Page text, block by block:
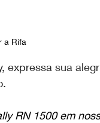
a Rifa
expressa sua
RN 1500 em